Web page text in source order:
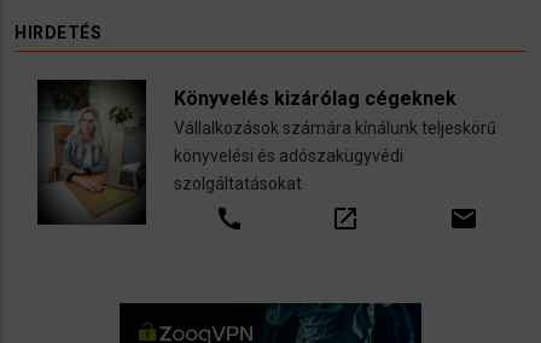
HIRDETÉS
Könyvelés kizárólag cégeknek
Vállalkozások számára kínálunk teljeskörű
könyvelési és adószakügyvédi
szolgáltatásokat
call open_in_new email